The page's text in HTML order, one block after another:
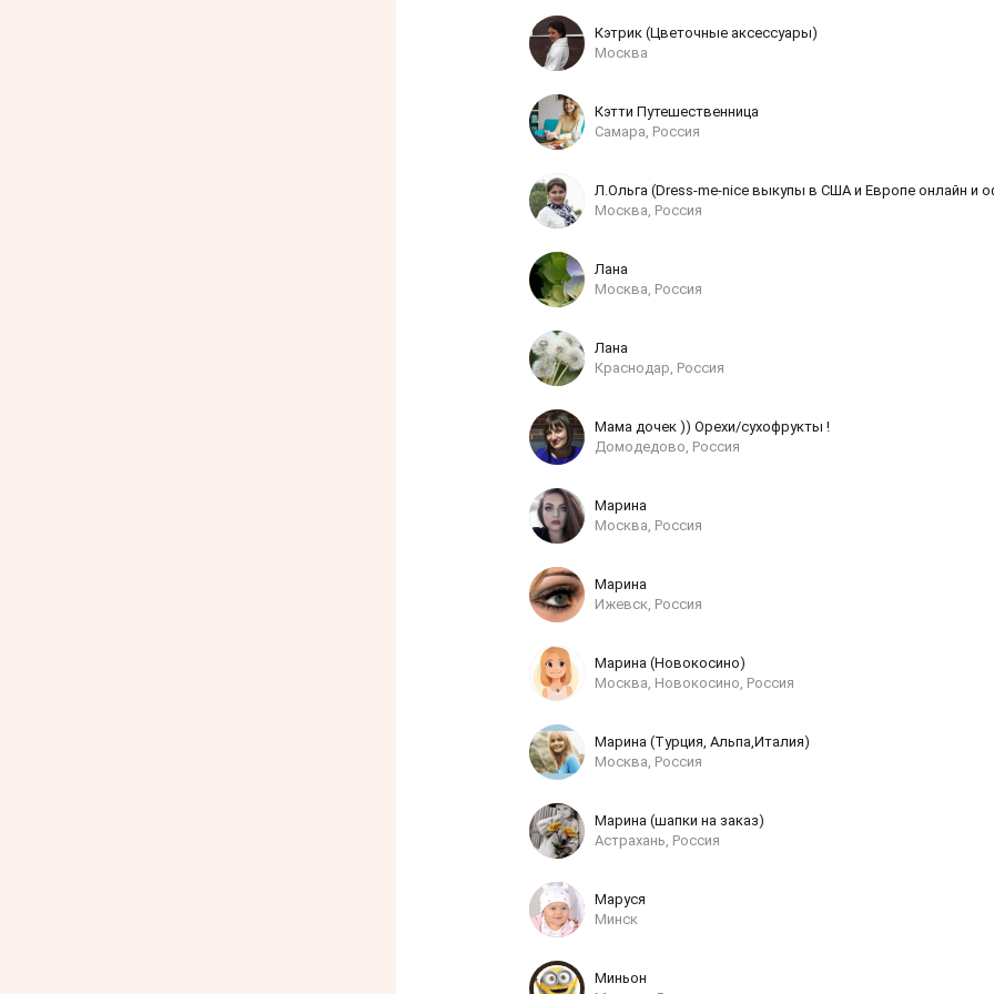
Кэтрик (Цветочные аксессуары)
Москва
Кэтти Путешественница
Самара, Россия
Л.Ольга (Dress-me-nice выкупы в США и Европе онлайн и
Москва, Россия
Лана
Москва, Россия
Лана
Краснодар, Россия
Мама дочек )) Орехи/сухофрукты !
Домодедово, Россия
Марина
Москва, Россия
Марина
Ижевск, Россия
Марина (Новокосино)
Москва, Новокосино, Россия
Марина (Турция, Альпа,Италия)
Москва, Россия
Марина (шапки на заказ)
Астрахань, Россия
Маруся
Минск
Миньон